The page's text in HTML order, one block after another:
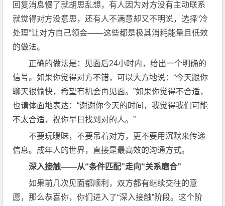
回复消息慢了就胡思乱想，有人因为对方没有主动联系
就觉得对方没意思，还有人不满意却又不明说，选择“冷
处理”让对方自己领会——这些都是极其消耗能量且低效
的做法。
正确的做法是：见面后24小时内，给出一个明确的
信号。如果你觉得对方不错，可以大方地说：“今天跟你
聊天很愉快，希望有机会再见面。”如果你觉得不合适，
也请体面地表达：“谢谢你今天的时间，我觉得我们可能
不太合适，祝你早日找到对的人。”
不要玩暧昧，不要吊着对方，更不要用沉默来传递
信息。成年人的世界，直接是最高效的沟通方式。
深入接触——从“条件匹配”走向“关系磨合”
如果前几次见面都顺利，双方都有继续交往的意
愿，那么恭喜你，你们进入了“深入接触”阶段。这个阶